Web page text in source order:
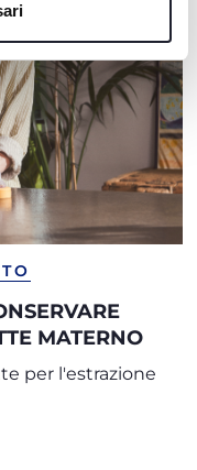
MATERNO
per l'estrazione